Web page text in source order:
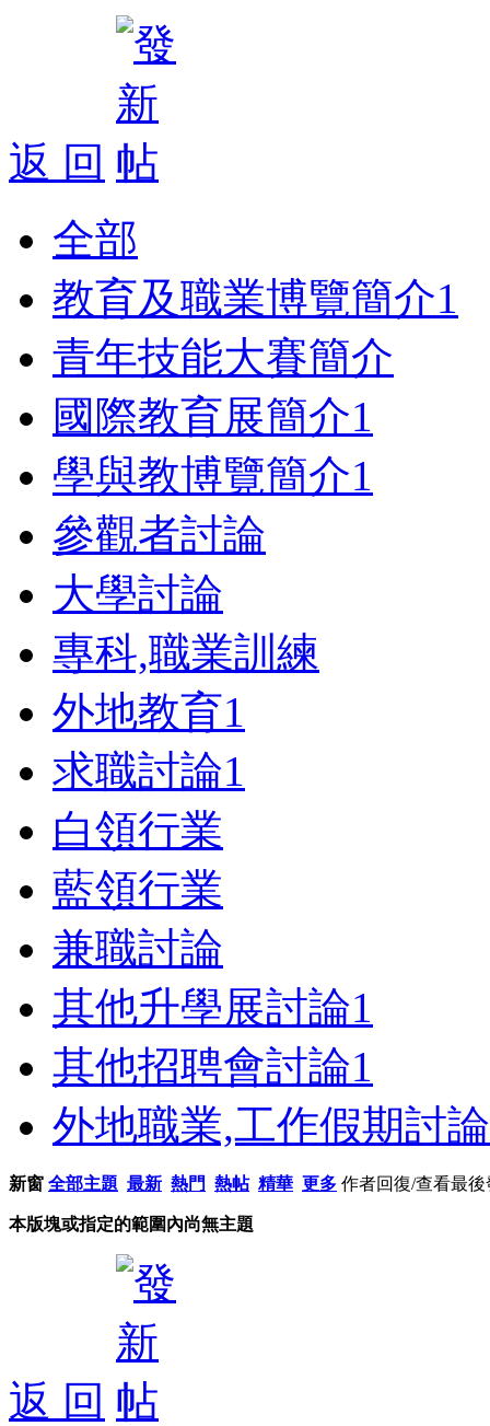
返 回
全部
教育及職業博覽簡介1
青年技能大賽簡介
國際教育展簡介1
學與教博覽簡介1
參觀者討論
大學討論
專科,職業訓練
外地教育1
求職討論1
白領行業
藍領行業
兼職討論
其他升學展討論1
其他招聘會討論1
外地職業,工作假期討論
新窗 全部主題 最新 熱門 熱帖 精華 更多 作者回復/查看最後
本版塊或指定的範圍內尚無主題
返 回